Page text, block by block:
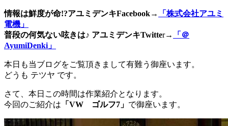
情報は鮮度が命!?アユミデンキFacebook→
「株式会社アユミ
電機」
普段の何気ない呟きは♪ アユミデンキTwitter→
「＠
AyumiDenki」
本日も当ブログをご覧頂きまして有難う御座います。
どうも テツヤ です。
さて、本日この時間は作業紹介となります。
今回のご紹介は 「VW ゴルフ7」 で御座います。